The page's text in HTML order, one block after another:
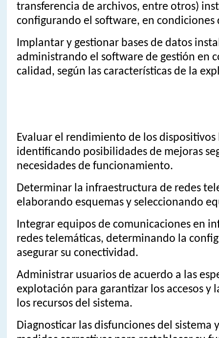
transferencia de archivos, entre otros)
configurando el software, en condiciones
Implantar y gestionar bases de datos
administrando el software de gestión en
calidad, según las características de la
Evaluar el rendimiento de los
identificando posibilidades de mejoras
necesidades de funcionamiento.
Determinar la infraestructura de redes
elaborando esquemas y seleccionando
Integrar equipos de comunicaciones en
redes telemáticas, determinando la
asegurar su conectividad.
Administrar usuarios de acuerdo a las
explotación para garantizar los accesos y
los recursos del sistema.
Diagnosticar las disfunciones del sistema